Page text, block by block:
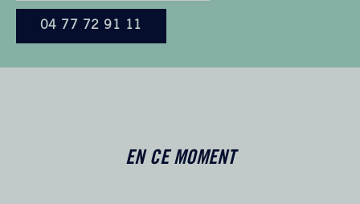
04 77 72 91 11
EN CE MOMENT